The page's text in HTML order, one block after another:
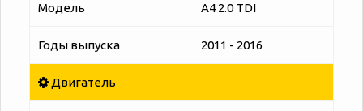
Модель A4 2.0 TDI
Годы выпуска 2011 - 2016
Двигатель